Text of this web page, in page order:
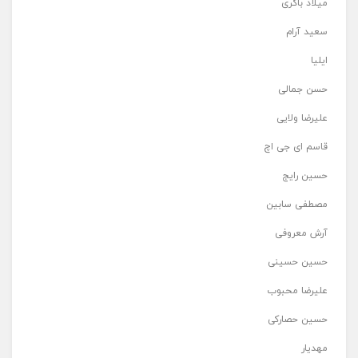
میلاد باکری
سعید آرام
ایلیا
حسن جمالی
علیرضا ولایی
قاسم ای جی اچ
حسین رایج
مصطفی سابین
آرش معروفی
حسین حسینی
علیرضا محبوب
حسین حصارکی
مهدیار